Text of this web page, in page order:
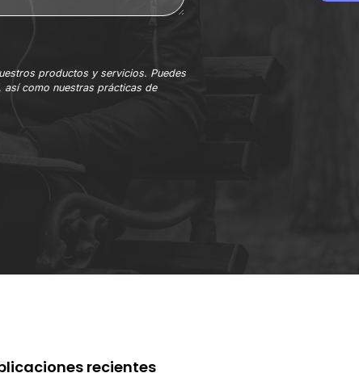
productos y servicios. Puedes
como nuestras prácticas de
recientes